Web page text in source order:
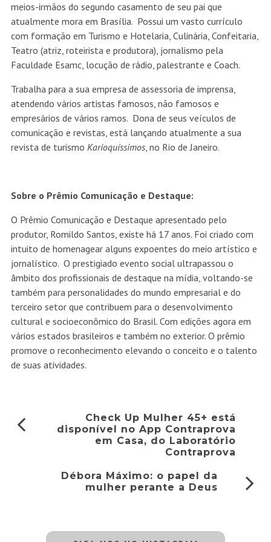
meios-irmãos do segundo casamento de seu pai que
atualmente mora em Brasília. Possui um vasto currículo
com formação em Turismo e Hotelaria, Culinária, Confeitaria,
Teatro (atriz, roteirista e produtora), jornalismo pela
Faculdade Esamc, locução de rádio, palestrante e Coach.
Trabalha para a sua empresa de assessoria de imprensa,
atendendo vários artistas famosos, não famosos e
empresários de vários ramos. Dona de seus veículos de
comunicação e revistas, está lançando atualmente a sua
revista de turismo Karioquíssimos, no Rio de Janeiro.
Sobre o Prêmio Comunicação e Destaque:
O Prêmio Comunicação e Destaque apresentado pelo
produtor, Romildo Santos, existe há 17 anos. Foi criado com
intuito de homenagear alguns expoentes do meio artístico e
jornalístico. O prestigiado evento social ultrapassou o
âmbito dos profissionais de destaque na mídia, voltando-se
também para personalidades do mundo empresarial e do
terceiro setor que contribuem para o desenvolvimento
cultural e socioeconômico do Brasil. Com edições agora em
vários estados brasileiros e também no exterior. O prêmio
promove o reconhecimento elevando o conceito e o talento
de suas atividades.
Check Up Mulher 45+ está
disponível no App Contraprova
em Casa, do Laboratório
Contraprova
Débora Máximo: o papel da
mulher perante a Deus